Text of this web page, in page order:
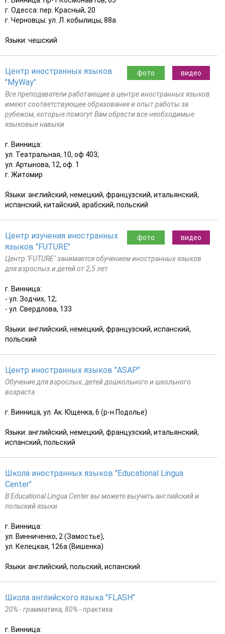
г. Одесса: пер. Красный, 20
г. Черновцы: ул. Л. кобылицы, 88а
Языки: чешский
видео
фото
Центр иностранных языков
"MyWay"
Все преподаватели работающие в центре иностранных языков
имеют соответствующее образование и опыт работы за
рубежом, которые помогут Вам обрести все необходимые
языковые навыки
г. Винница:
ул. Театральная, 10, оф 403;
ул. Артынова, 12, оф. 1
г. Житомир
Языки: английский, немецкий, французский, итальянский,
испанский, китайский, арабский, польский
видео
фото
Центр изучения иностранных
языков "FUTURE"
Центр "FUTURE" занимается обучением иностранных языков
для взрослых и детей от 2,5 лет
г. Винница:
- ул. Зодчих, 12;
- ул. Свердлова, 133
Языки: английский, немецкий, французский, испанский,
польский
Центр иностранных языков "ASAP"
Обучение для взрослых, детей дошкольного и школьного
возраста
г. Винница, ул. Ак. Ющенка, 6 (р-н Подолье)
Языки: английский, немецкий, французский, итальянский,
испанский, польский
Школа иностранных языков "Educational Lingua
Center"
В Educational Lingua Center вы можете выучить английский и
польский языки
г. Винница:
ул. Винниченко, 2 (Замостье),
ул. Келецкая, 126а (Вишенка)
Языки: английский, польский, испанский
Школа английского языка "FLASH"
20% - грамматика, 80% - практика
г. Винница: